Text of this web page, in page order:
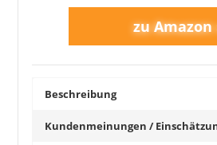
Beschreibung
Kundenmeinungen /